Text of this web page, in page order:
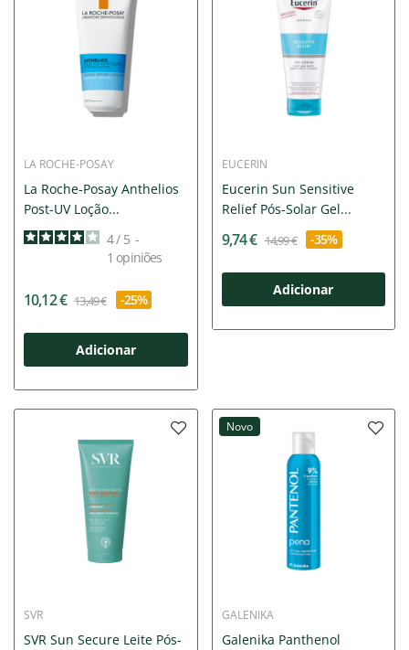
LA ROCHE-POSAY
La Roche-Posay Anthelios
Post-UV Loção...
4/ 5 -
1 opiniões
10,12 € 13,49 € -25%
Adicionar
EUCERIN
Eucerin Sun Sensitive
Relief Pós-Solar Gel...
9,74 € 14,99 € -35%
Adicionar
SVR
SVR Sun Secure Leite Pós-
Novo
GALENIKA
Galenika Panthenol